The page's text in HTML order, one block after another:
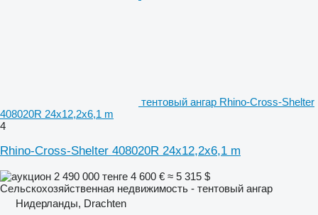
тентовый ангар Rhino-Cross-Shelter
408020R 24x12,2x6,1 m
4
Rhino-Cross-Shelter 408020R 24x12,2x6,1 m
2 490 000 тенге 4 600 € ≈ 5 315 $
Сельскохозяйственная недвижимость - тентовый ангар
Нидерланды, Drachten